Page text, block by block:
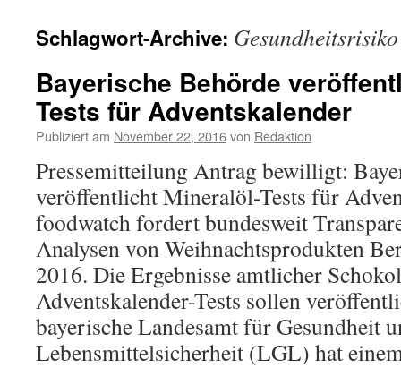
Schlagwort-Archive: Gesundheitsrisiko
Bayerische Behörde
Tests für Adventskalender
Publiziert am November 22, 2016von Redaktion
Pressemitteilung Antrag bewilligt:
veröffentlicht Mineralöl-Tests für
foodwatch fordert bundesweit
Analysen von Weihnachtsprodukten
2016. Die Ergebnisse amtlicher
Adventskalender-Tests sollen
bayerische Landesamt für Gesundheit
Lebensmittelsicherheit (LGL) hat